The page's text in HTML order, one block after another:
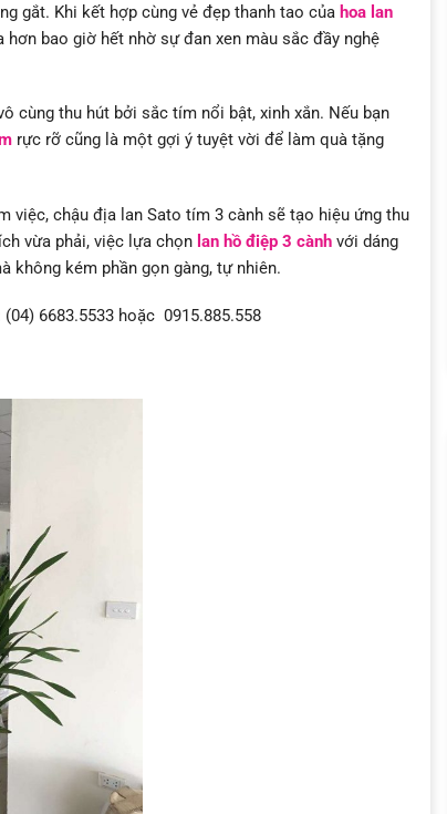
gắt. Khi kết hợp cùng vẻ đẹp thanh tao của hoa lan
bao giờ hết nhờ sự đan xen màu sắc đầy nghệ
cùng thu hút bởi sắc tím nổi bật, xinh xắn. Nếu bạn
rực rỡ cũng là một gợi ý tuyệt vời để làm quà tặng
việc, chậu địa lan Sato tím 3 cành sẽ tạo hiệu ứng thu
vừa phải, việc lựa chọn lan hồ điệp 3 cành với dáng
không kém phần gọn gàng, tự nhiên.
6683.5533 hoặc 0915.885.558